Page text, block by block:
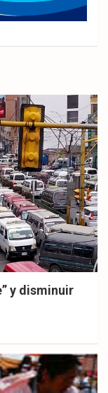
y disminuir